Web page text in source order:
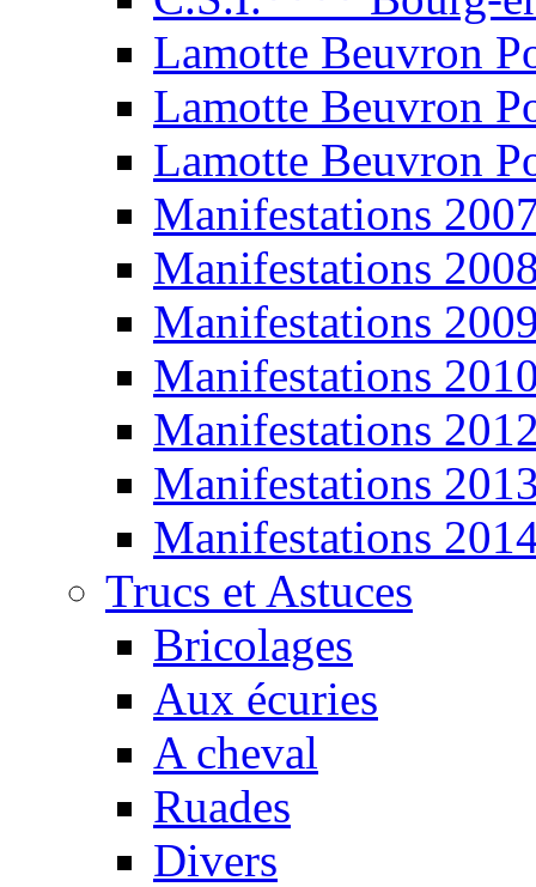
Lamotte Beuvron
Lamotte Beuvron
Lamotte Beuvron
Manifestations
Manifestations
Manifestations
Manifestations
Manifestations
Manifestations
Manifestations
Trucs et Astuces
Bricolages
Aux écuries
A cheval
Ruades
Divers